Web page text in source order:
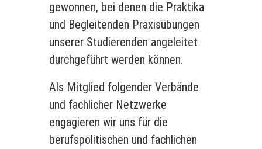
gewonnen, bei denen die Praktika
und Begleitenden Praxisübungen
unserer Studierenden angeleitet
durchgeführt werden können.
Als Mitglied folgender Verbände
und fachlicher Netzwerke
engagieren wir uns für die
berufspolitischen und fachlichen